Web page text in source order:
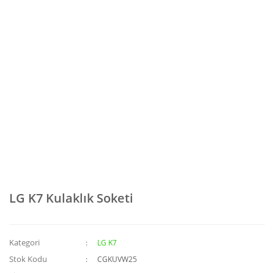
LG K7 Kulaklık Soketi
Kategori LG K7
Stok Kodu CGKUVW25